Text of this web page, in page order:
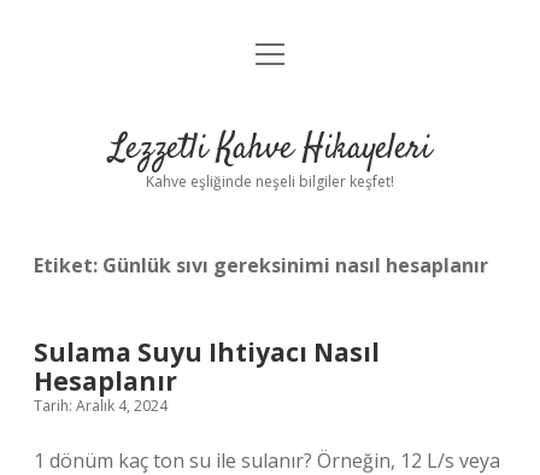
Anasayfa
Yasal Uyarı
menüyü
Lezzetli Kahve Hikayeleri
Kahve eşliğinde neşeli bilgiler keşfet!
Etiket: Günlük sıvı gereksinimi nasıl hesaplanır
Sulama Suyu Ihtiyacı Nasıl
Hesaplanır
Tarih: Aralık 4, 2024
1 dönüm kaç ton su ile sulanır? Örneğin, 12 L/s veya